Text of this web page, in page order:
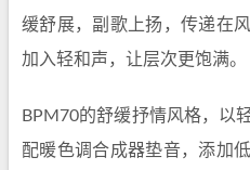
缓舒展，副歌上扬，传递在
加入轻和声，让层次更饱满。
BPM70的舒缓抒情风格，以
配暖色调合成器垫音，添加